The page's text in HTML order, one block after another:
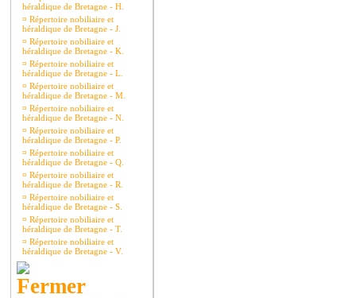
héraldique de Bretagne - H.
¤ Répertoire nobiliaire et
héraldique de Bretagne - J.
¤ Répertoire nobiliaire et
héraldique de Bretagne - K.
¤ Répertoire nobiliaire et
héraldique de Bretagne - L.
¤ Répertoire nobiliaire et
héraldique de Bretagne - M.
¤ Répertoire nobiliaire et
héraldique de Bretagne - N.
¤ Répertoire nobiliaire et
héraldique de Bretagne - P.
¤ Répertoire nobiliaire et
héraldique de Bretagne - Q.
¤ Répertoire nobiliaire et
héraldique de Bretagne - R.
¤ Répertoire nobiliaire et
héraldique de Bretagne - S.
¤ Répertoire nobiliaire et
héraldique de Bretagne - T.
¤ Répertoire nobiliaire et
héraldique de Bretagne - V.